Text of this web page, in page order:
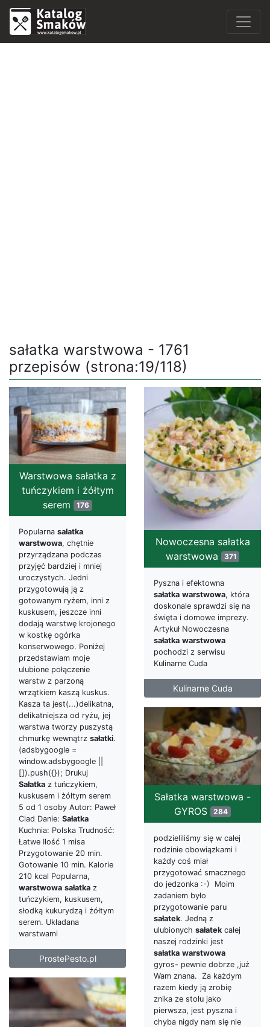
sałatka warstwowa - 1761
przepisów (strona:19/118)
Warstwowa sałatka z
tuńczykiem i żółtym
serem 176
Popularna sałatka
warstwowa, chętnie
przyrządzana podczas
przyjęć bardziej i mniej
uroczystych. Jedni
przygotowują ją z
gotowanym ryżem, inni z
kuskusem, jeszcze inni
dodają warstwę krojonego
w kostkę ogórka
konserwowego. Poniżej
przedstawiam moje
ulubione połączenie
warstw z parzoną
wrzątkiem kaszą kuskus.
Kasza ta jest(...)delikatna,
delikatniejsza od ryżu, jej
warstwa tworzy puszystą
chmurkę wewnątrz sałatki.
(adsbygoogle =
window.adsbygoogle ||
[]).push({}); Drukuj
Sałatka z tuńczykiem,
kuskusem i żółtym serem
5 od 1 osoby Autor: Paweł
Clad Danie: Sałatka
Kuchnia: Polska Trudność:
Łatwe Ilość 1 misa
Przygotowanie 20 min.
Gotowanie 10 min. Kalorie
210 kcal Popularna,
warstwowa sałatka z
tuńczykiem, kuskusem,
słodką kukurydzą i żółtym
serem. Układana
warstwami
ProstePesto.pl
Nowoczesna sałatka
warstwowa
371
Pyszna i efektowna
sałatka warstwowa, która
doskonale sprawdzi się na
święta i domowe imprezy.
Artykuł Nowoczesna
sałatka warstwowa
pochodzi z serwisu
Kulinarne Cuda
Kulinarne Cuda
Sałatka warstwowa -
GYROS 284
podzieliliśmy się w całej
rodzinie obowiązkami i
każdy coś miał
przygotować smacznego
do jedzonka :-) Moim
zadaniem było
przygotowanie paru
sałatek. Jedną z
ulubionych sałatekcałej
naszej rodzinki jest
sałatka warstwowa
gyros- pewnie dobrze ,już
Wam znana. Za każdym
razem kiedy ją zrobię
znika ze stołu jako
pierwsza, jest pyszna i
chyba nigdy nam się nie